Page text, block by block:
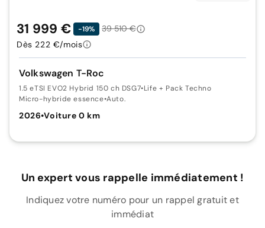
Volkswagen T-Roc
1.5 eTSI EVO2 Hybrid 150 ch DSG7•Life + Pack Techno
Micro-hybride essence•Auto.
2026•Voiture 0 km
31 999 € -19%
39 510 €
Dès 222 €/mois
Un expert vous rappelle immédiatement !
Indiquez votre numéro pour un rappel gratuit et
immédiat